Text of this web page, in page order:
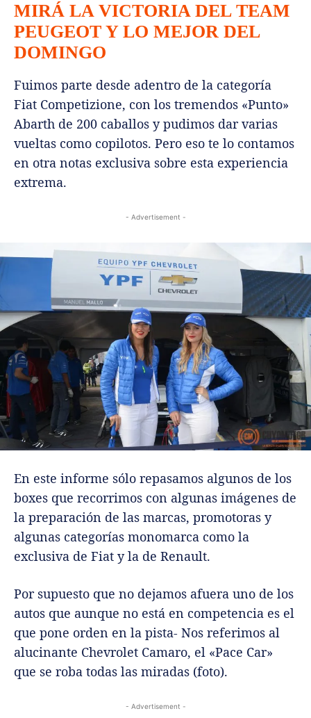
MIRÁ LA VICTORIA DEL TEAM
PEUGEOT Y LO MEJOR DEL
DOMINGO
Fuimos parte desde adentro de la categoría
Fiat Competizione, con los tremendos «Punto»
Abarth de 200 caballos y pudimos dar varias
vueltas como copilotos. Pero eso te lo contamos
en otra notas exclusiva sobre esta experiencia
extrema.
- Advertisement -
En este informe sólo repasamos algunos de los
boxes que recorrimos con algunas imágenes de
la preparación de las marcas, promotoras y
algunas categorías monomarca como la
exclusiva de Fiat y la de Renault.
Por supuesto que no dejamos afuera uno de los
autos que aunque no está en competencia es el
que pone orden en la pista- Nos referimos al
alucinante Chevrolet Camaro, el «Pace Car»
que se roba todas las miradas (foto).
- Advertisement -